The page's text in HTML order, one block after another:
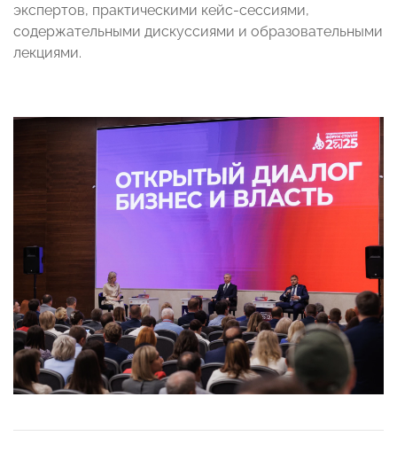
экспертов, практическими кейс-сессиями,
содержательными дискуссиями и образовательными
лекциями.